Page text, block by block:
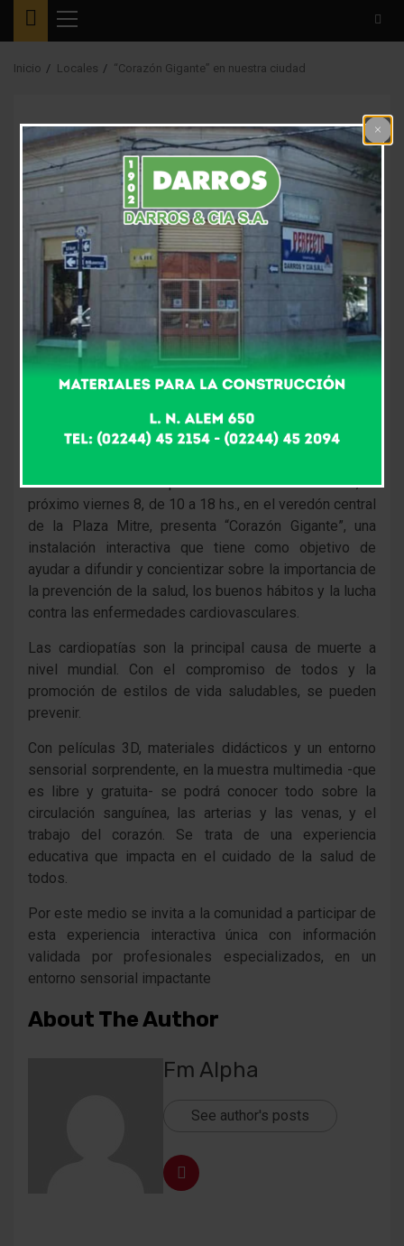
Menú
principal
Inicio Locales “Corazón Gigante” en nuestra ciudad
Locales
“Corazón Gigante” en
nuestra ciudad
9 años atrás Fm Alpha
Se trata de una instalación interactiva única cuyo
objetivo es concientizar sobre de prevenir con
buenos hábitos, las enfermedades
La Secretaría de Salud municipal, en el marco del
celebrarse durante septiembre el mes del corazón, el
próximo viernes 8, de 10 a 18 hs., en el veredón central
de la Plaza Mitre, presenta “Corazón Gigante”, una
instalación interactiva que tiene como objetivo de
ayudar a difundir y concientizar sobre la importancia de
la prevención de la salud, los buenos hábitos y la lucha
contra las enfermedades cardiovasculares.
Las cardiopatías son la principal causa de muerte a
nivel mundial. Con el compromiso de todos y la
promoción de estilos de vida saludables, se pueden
prevenir.
Con películas 3D, materiales didácticos y un entorno
sensorial sorprendente, en la muestra multimedia -que
es libre y gratuita- se podrá conocer todo sobre la
circulación sanguínea, las arterias y las venas, y el
trabajo del corazón. Se trata de una experiencia
educativa que impacta en el cuidado de la salud de
todos.
Por este medio se invita a la comunidad a participar de
esta experiencia interactiva única con información
validada por profesionales especializados, en un
entorno sensorial impactante
About The Author
Fm Alpha
See author's posts